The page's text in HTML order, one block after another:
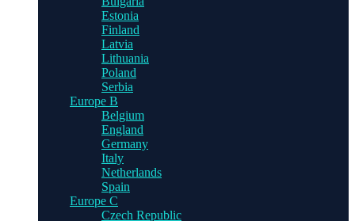
Estonia
Finland
Latvia
Lithuania
Poland
Serbia
Europe B
Belgium
England
Germany
Italy
Netherlands
Spain
Europe C
Czech Republic